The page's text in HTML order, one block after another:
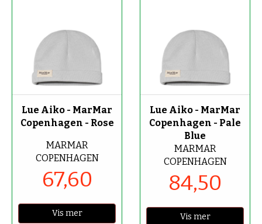
-60%
Lue Aiko - MarMar
Copenhagen - Rose
MARMAR
COPENHAGEN
67,60
Vis mer
-50%
Lue Aiko - MarMar
Copenhagen - Pale
Blue
MARMAR
COPENHAGEN
84,50
Vis mer